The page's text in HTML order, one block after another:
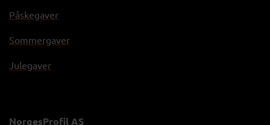
Påskegaver
Sommergaver
Julegaver
NorgesProfil AS